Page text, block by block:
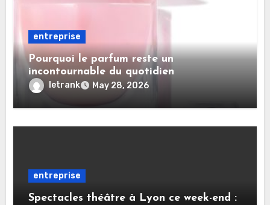
entreprise
Pourquoi le parfum reste un
incontournable du quotidien
letrank May 28, 2026
entreprise
Spectacles théâtre à Lyon ce week-end :